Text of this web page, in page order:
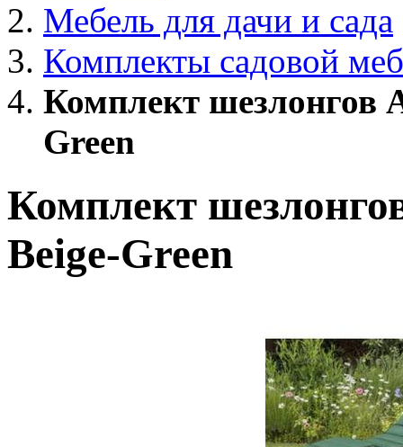
Мебель для дачи и сада
Комплекты садовой
Комплект шезлонгов
Green
Комплект
Beige-Green